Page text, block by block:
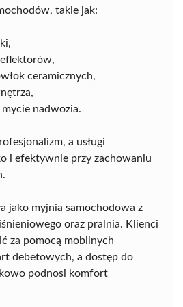
takie jak:
ceramicznych,
nadwozia.
a usługi
i efektywnie przy zachowaniu
jako myjnia samochodowa z
oraz pralnia. Klienci
za pomocą mobilnych
debetowych, a dostęp do
podnosi komfort